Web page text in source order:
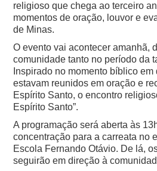
religioso que chega ao terceiro
momentos de oração, louvor e
de Minas.
O evento vai acontecer amanhã,
comunidade tanto no período da
Inspirado no momento bíblico
estavam reunidos em oração e
Espírito Santo, o encontro
Espírito Santo”.
A programação será aberta às
concentração para a carreata no
Escola Fernando Otávio. De lá,
seguirão em direção à